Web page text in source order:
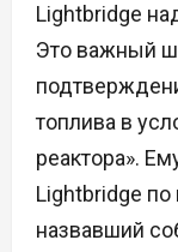
Lightbridge
Это важный
топлива в
реактора».
Lightbridge по
назвавший